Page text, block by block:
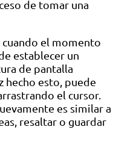
de tomar una
el momento
establecer un
de pantalla
hecho esto, puede
el cursor.
es similar a
resaltar o guardar